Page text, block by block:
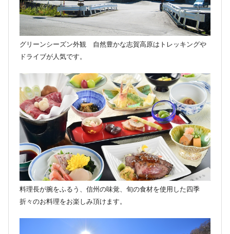
グリーンシーズン外観 自然豊かな志賀高原はトレッキングや
ドライブが人気です。
料理長が腕をふるう、信州の味覚、旬の食材を使用した四季
折々のお料理をお楽しみ頂けます。